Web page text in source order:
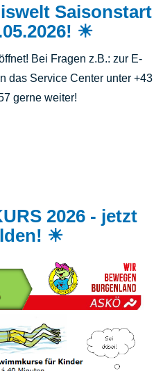
Saisonstart
☀
Bei Fragen z.B.: zur E-
das Service Center unter +43
gerne weiter!
2026 - jetzt
☀